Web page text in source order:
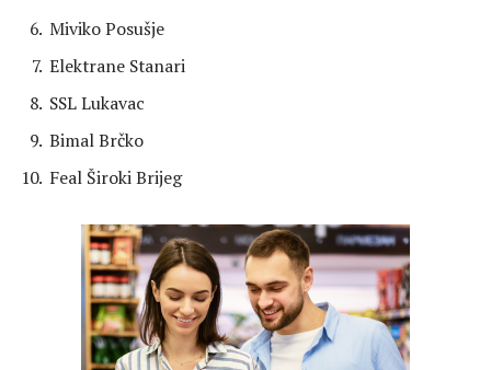
Miviko Posušje
Elektrane Stanari
SSL Lukavac
Bimal Brčko
Feal Široki Brijeg